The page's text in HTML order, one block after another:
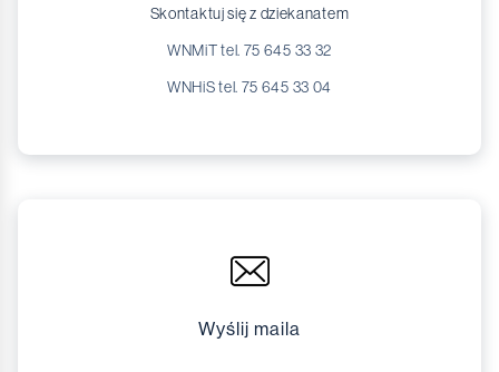
Skontaktuj się z dziekanatem
WNMiT tel. 75 645 33 32
WNHiS tel. 75 645 33 04
Wyślij maila